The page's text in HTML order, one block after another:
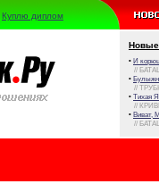
Куплю диплом
Новые
• И
//
•
//
• Тихая
//
• Виват,
//